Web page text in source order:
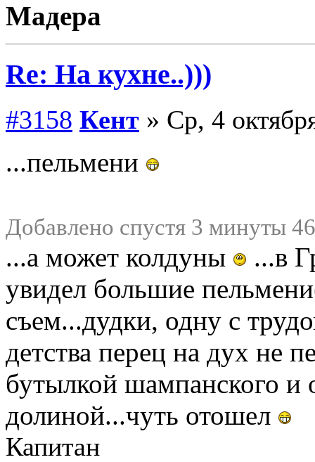
Мадера
Re: На кухне..)))
#3158 Кент » Ср, 4
...пельмени
Добавлено спустя 3 минуты
...а может колдуны
...в
увидел большие
съем...дудки, одну с
детства перец на дух не
бутылкой шампанского и
долиной...чуть отошел
Капитан